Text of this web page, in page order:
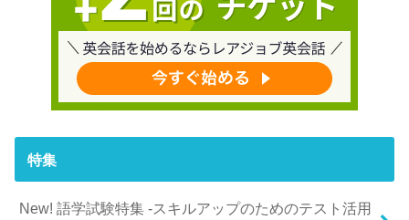
特集
New! 語学試験特集 -スキルアップのためのテスト活用